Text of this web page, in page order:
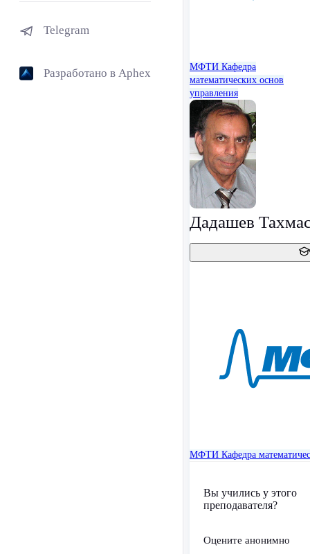
Telegram
Разработано в Aphex МФТИ Кафедра
математических основ
управления
Дадашев
МФТИ Кафедра
Вы учились у этого
преподавателя?
Оцените анонимно